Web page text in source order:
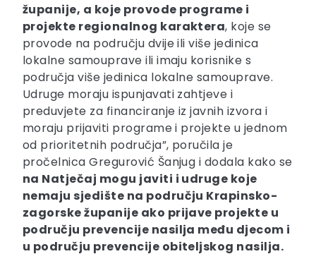
županije, a koje provode programe i
projekte regionalnog karaktera, koje se
provode na području dvije ili više jedinica
lokalne samouprave ili imaju korisnike s
područja više jedinica lokalne samouprave.
Udruge moraju ispunjavati zahtjeve i
preduvjete za financiranje iz javnih izvora i
moraju prijaviti programe i projekte u jednom
od prioritetnih područja”, poručila je
pročelnica Gregurović Šanjug i dodala kako se
na Natječaj mogu javiti i udruge koje
nemaju sjedište na području Krapinsko-
zagorske županije ako prijave projekte u
području prevencije nasilja među djecom i
u području prevencije obiteljskog nasilja.